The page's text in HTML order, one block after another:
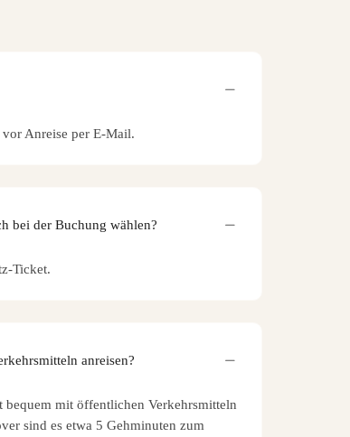
Anreise per E-Mail.
bei der Buchung wählen?
Ticket.
anreisen?
bequem mit öffentlichen Verkehrsmitteln
sind es etwa 5 Gehminuten zum